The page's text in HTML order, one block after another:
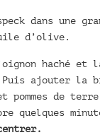
dans une
d’olive.
haché et
Puis ajouter la
de terre.
quelques